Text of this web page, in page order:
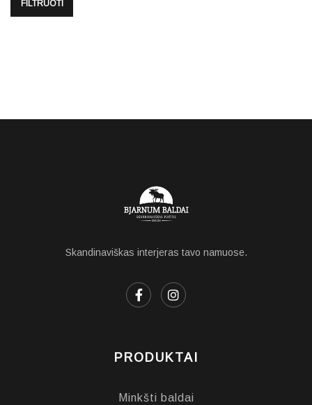
FILTRUOTI
Skandinaviškas interjeras tavo namuose.
PRODUKTAI
Minkšti baldai